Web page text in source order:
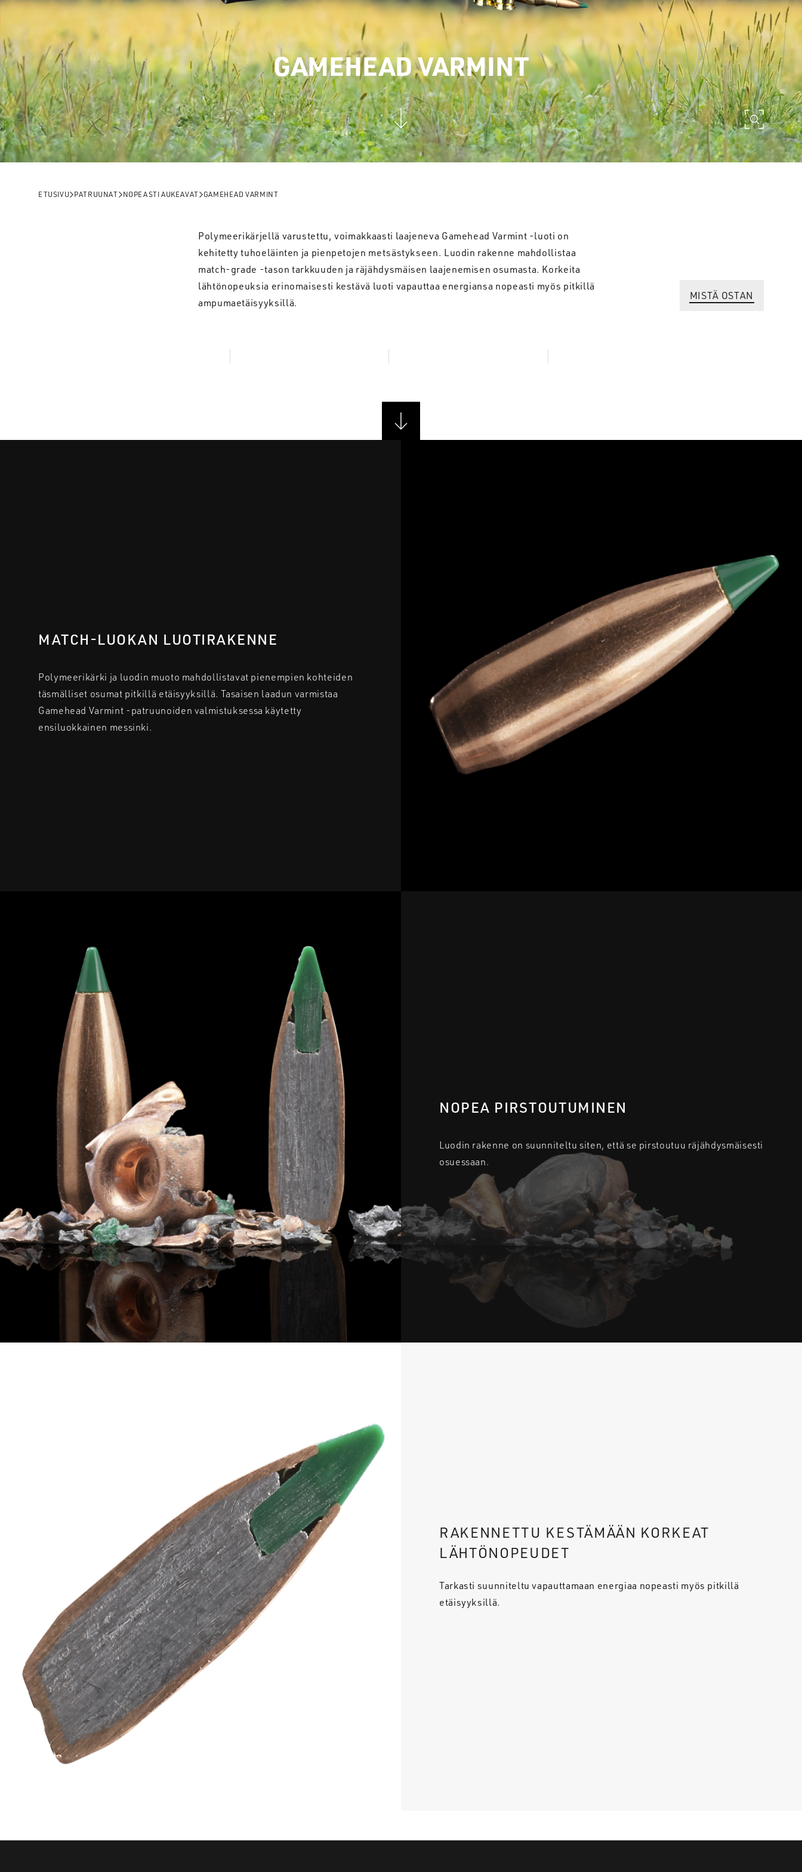
GAMEHEAD VARMINT
ETUSIVU PATRUUNAT NOPEASTI AUKEAVAT GAMEHEAD VARMINT
Polymeerikärjellä varustettu, voimakkaasti laajeneva Gamehead Varmint -luoti on
kehitetty tuhoeläinten ja pienpetojen metsästykseen. Luodin rakenne mahdollistaa
match-grade -tason tarkkuuden ja räjähdysmäisen laajenemisen osumasta. Korkeita
lähtönopeuksia erinomaisesti kestävä luoti vapauttaa energiansa nopeasti myös pitkillä
ampumaetäisyyksillä.
MISTÄ OSTAN
MATCH-LUOKAN LUOTIRAKENNE
Polymeerikärki ja luodin muoto mahdollistavat pienempien kohteiden
täsmälliset osumat pitkillä etäisyyksillä. Tasaisen laadun varmistaa
Gamehead Varmint -patruunoiden valmistuksessa käytetty
ensiluokkainen messinki.
NOPEA PIRSTOUTUMINEN
Luodin rakenne on suunniteltu siten, että se pirstoutuu räjähdysmäisesti
osuessaan.
RAKENNETTU KESTÄMÄÄN KORKEAT
LÄHTÖNOPEUDET
Tarkasti suunniteltu vapauttamaan energiaa nopeasti myös pitkillä
etäisyyksillä.